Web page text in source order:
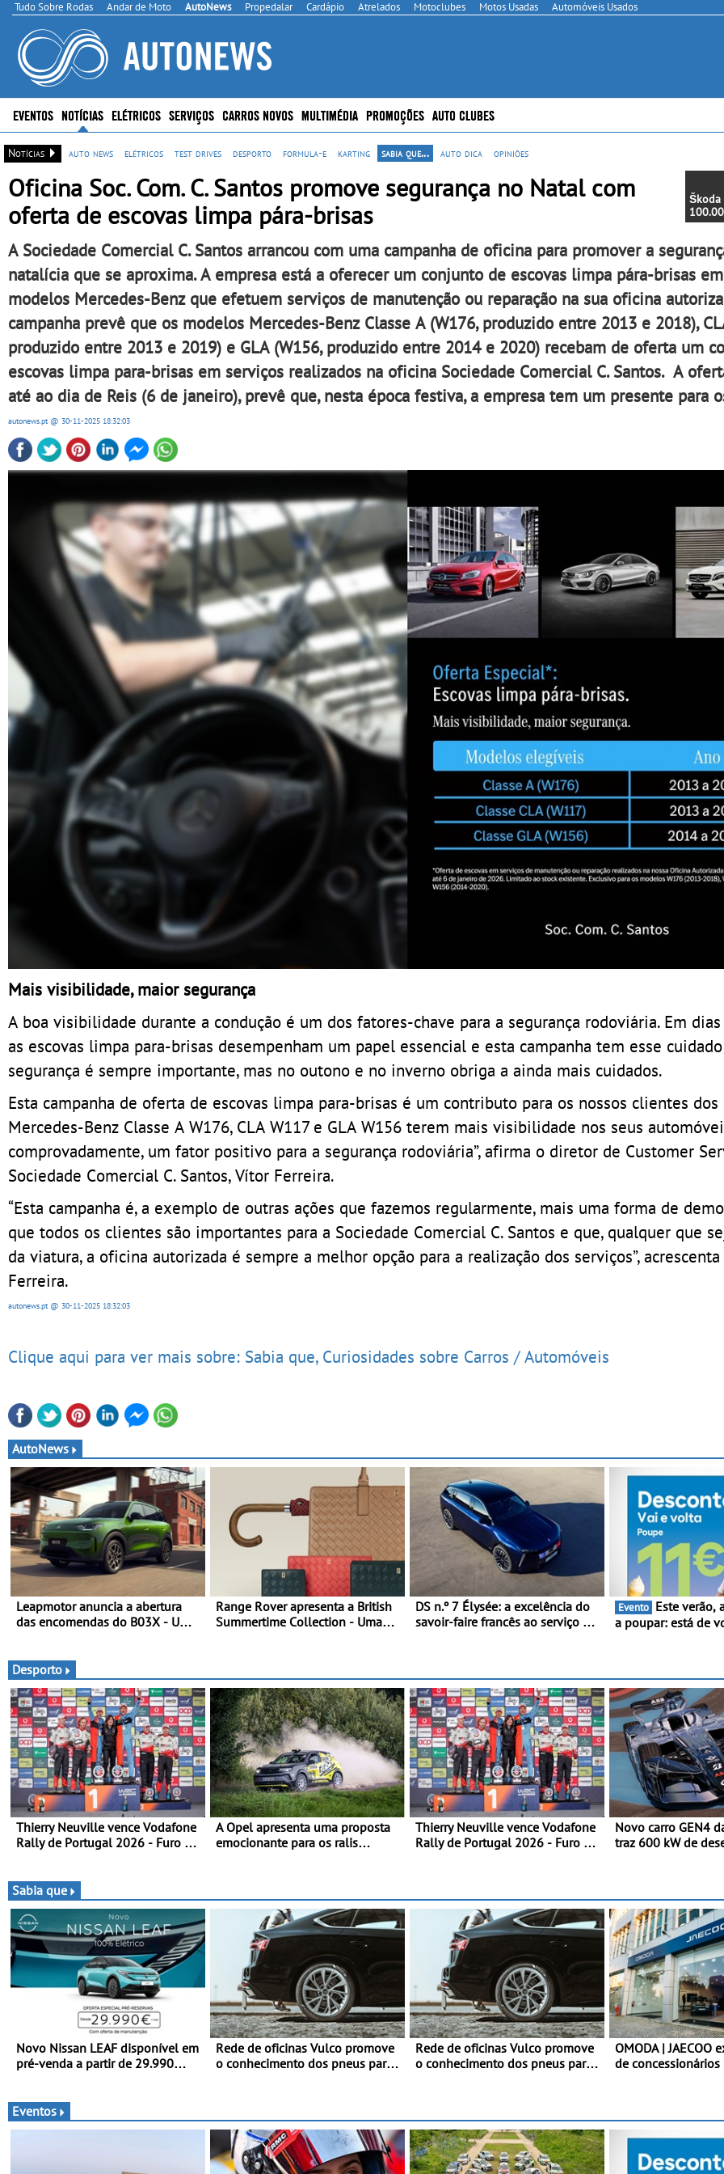
Tudo Sobre Rodas Andar de Moto AutoNews Propedalar Cardápio Atrelados Motoclubes Motos Usadas Automóveis Usados
EVENTOS NOTÍCIAS ELÉTRICOS SERVIÇOS CARROS NOVOS MULTIMÉDIA PROMOÇÕES AUTO CLUBES
Notícias auto news elétricos test drives desporto formula-e karting sabia que... auto dica opiniões
é um
na
Oficina Soc. Com. C. Santos promove segurança no Natal com
oferta de escovas limpa pára-brisas
A Sociedade Comercial C. Santos arrancou com uma campanha de oficina para promover a
natalícia que se aproxima. A empresa está a oferecer um conjunto de escovas limpa pára-brisas
modelos Mercedes-Benz que efetuem serviços de manutenção ou reparação na sua oficina
campanha prevê que os modelos Mercedes-Benz Classe A (W176, produzido entre 2013 e 2018),
produzido entre 2013 e 2019) e GLA (W156, produzido entre 2014 e 2020) recebam de oferta um
escovas limpa para-brisas em serviços realizados na oficina Sociedade Comercial C. Santos. A
até ao dia de Reis (6 de janeiro), prevê que, nesta época festiva, a empresa tem um presente para
autonews.pt @ 30-11-2025 18:32:03
Mais visibilidade, maior segurança
A boa visibilidade durante a condução é um dos fatores-chave para a segurança rodoviária. Em
as escovas limpa para-brisas desempenham um papel essencial e esta campanha tem esse cuidado
segurança é sempre importante, mas no outono e no inverno obriga a ainda mais cuidados.
Esta campanha de oferta de escovas limpa para-brisas é um contributo para os nossos clientes
Mercedes-Benz Classe A W176, CLA W117 e GLA W156 terem mais visibilidade nos seus
comprovadamente, um fator positivo para a segurança rodoviária”, afirma o diretor de Customer
Sociedade Comercial C. Santos, Vítor Ferreira.
“Esta campanha é, a exemplo de outras ações que fazemos regularmente, mais uma forma de
que todos os clientes são importantes para a Sociedade Comercial C. Santos e que, qualquer que
da viatura, a oficina autorizada é sempre a melhor opção para a realização dos serviços”,
Ferreira.
autonews.pt @ 30-11-2025 18:32:03
Clique aqui para ver mais sobre: Sabia que, Curiosidades sobre Carros / Automóveis
AutoNews
Leapmotor anuncia a abertura
das encomendas do B03X - Uma
Range Rover apresenta a British
Summertime Collection - Uma
verão britânica
DS n.º 7 Élysée: a excelência do
savoir-faire francês ao serviço do
Evento
a poupar: está de
Desporto
Thierry Neuville vence Vodafone
Rally de Portugal 2026 - Furo na
A Opel apresenta uma proposta
emocionante para os ralis
competitiva
Thierry Neuville vence Vodafone
Rally de Portugal 2026 - Furo na
Novo carro GEN4
traz 600 kW de
e acelera dos 0
1,8 segundos
Sabia que
Novo Nissan LEAF disponível em
pré-venda a partir de 29.990
lançamento, os primeiros
clientes beneficiam da oferta de
Rede de oficinas Vulco promove
o conhecimento dos pneus para
Rede de oficinas Vulco promove
o conhecimento dos pneus para
OMODA | JAECOO
de
Eventos